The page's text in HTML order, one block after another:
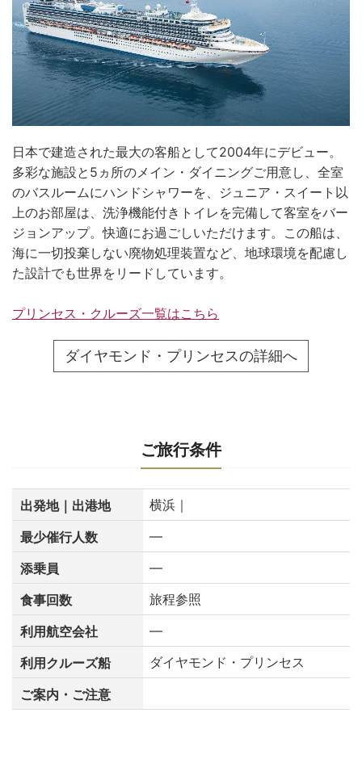
日本で建造された最大の客船として2004年にデビュー。
多彩な施設と5ヵ所のメイン・ダイニングご用意し、全室
のバスルームにハンドシャワーを、ジュニア・スイート以
上のお部屋は、洗浄機能付きトイレを完備して客室をバー
ジョンアップ。快適にお過ごしいただけます。この船は、
海に一切投棄しない廃物処理装置など、地球環境を配慮し
た設計でも世界をリードしています。
プリンセス・クルーズ一覧はこちら
ダイヤモンド・プリンセスの詳細へ
ご旅行条件
出発地｜出港地
横浜｜
最少催行人数
―
添乗員
―
食事回数
旅程参照
利用航空会社
―
利用クルーズ船
ダイヤモンド・プリンセス
ご案内・ご注意